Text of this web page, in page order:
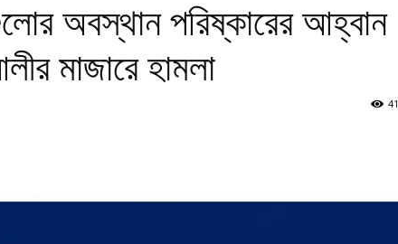
অবস্থান পরিষ্কারের আহ্বান
মাজারে হামলা
41